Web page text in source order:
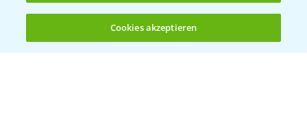
(noch 4)
Allgemeine Nutzungsbedingungen
Datenschutzerklärung
Impressum
Gebrauchshinweise
Cookies akzeptieren